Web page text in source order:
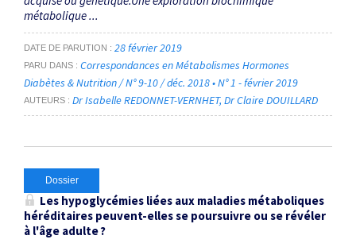
métabolique ...
DATE DE PARUTION 28 février 2019
PARU DANS
Correspondances en Métabolismes Hormones
Diabètes & Nutrition / N° 9-10 / déc. 2018 • N° 1 - février 2019
AUTEURS Dr Isabelle REDONNET-VERNHET Dr Claire DOUILLARD
Dossier
Les hypoglycémies liées aux maladies métaboliques
héréditaires peuvent-elles se poursuivre ou se révéler
à l'âge adulte ?